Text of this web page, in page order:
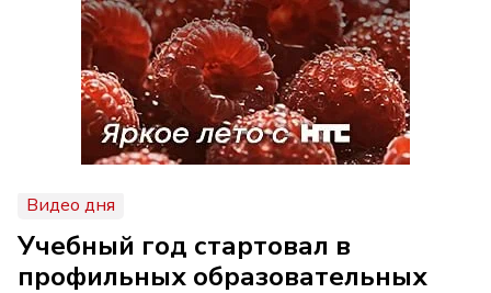
Видео дня
Учебный год стартовал в
профильных образовательных